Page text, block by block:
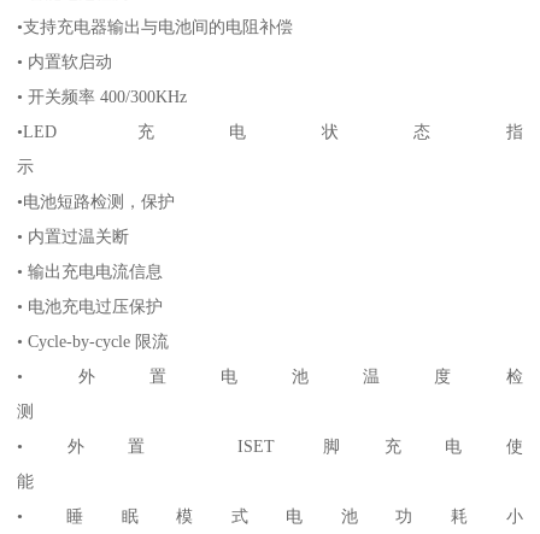
•支持充电器输出与电池间的电阻补偿
• 内置软启动
• 开关频率 400/300KHz
•LED 充电状态指
示
•电池短路检测，保护
• 内置过温关断
• 输出充电电流信息
• 电池充电过压保护
• Cycle-by-cycle 限流
•外置电池温度检
测
•外置 ISET 脚充电使
能
• 睡眠模式电池功耗小